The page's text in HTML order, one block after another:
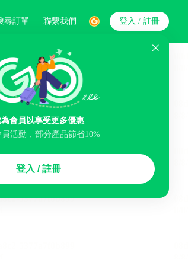
尋訂單 聯繫我們
為會員以享受更多優惠
活動，部分產品節省10%
登入 / 註冊
登入 / 註冊
搜索
民宿 泊車場